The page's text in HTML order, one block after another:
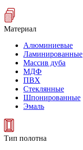
Материал
Алюминиевые
Ламинированные
Массив дуба
МДФ
ПВХ
Стеклянные
Шпонированные
Эмаль
Тип полотна